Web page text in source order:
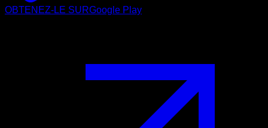
OBTENEZ-LE SURGoogle Play